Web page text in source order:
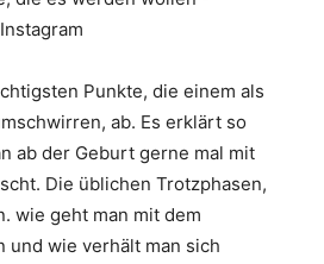
Punkte, die einem als
ab. Es erklärt so
ab der Geburt gerne mal mit
Die üblichen Trotzphasen,
wie geht man mit dem
und wie verhält man sich